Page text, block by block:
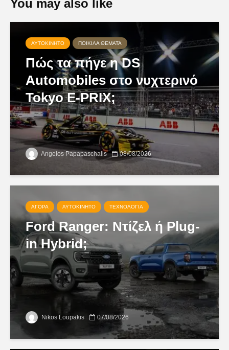
You may also like
ΑΥΤΟΚΊΝΗΤΟ ΠΟΙΚΊΛΑ ΘΈΜΑΤΑ
Πώς τα πήγε η DS
Automobiles στο νυχτερινό
Tokyo E-PRIX;
Angelos Papapaschalis 08/08/2026
ΑΓΟΡΆ ΑΥΤΟΚΊΝΗΤΟ ΤΕΧΝΟΛΟΓΊΑ
Ford Ranger: Ντίζελ ή Plug-
in Hybrid;
Nikos Loupakis 07/08/2026